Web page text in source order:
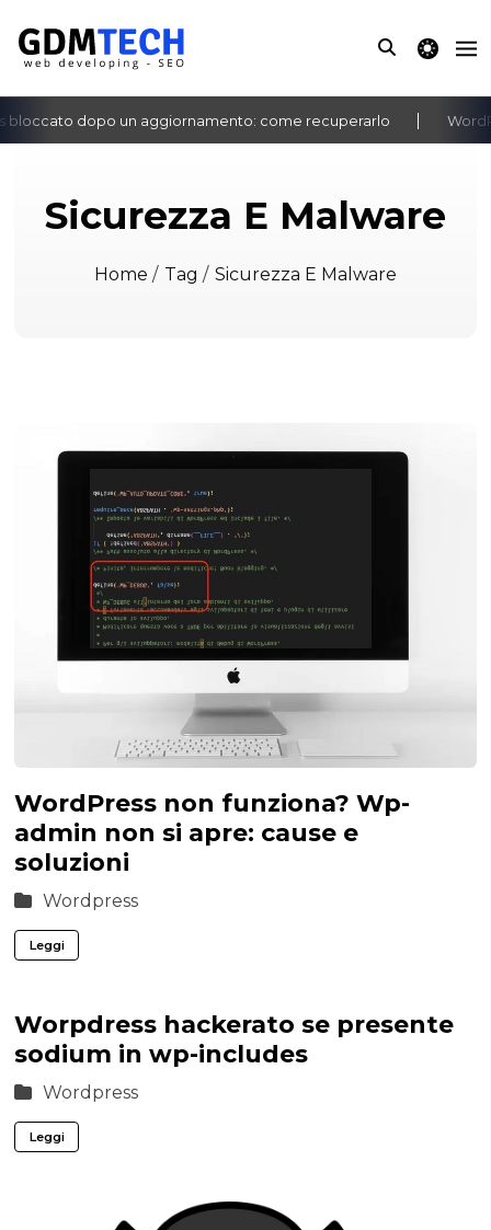
theme
dopo un aggiornamento: come recuperarlo
‹ ›
Sicurezza E Malware
Home / Tag / Sicurezza E Malware
WordPress non funziona? Wp-
admin non si apre: cause e
soluzioni
Wordpress
Leggi
Worpdress hackerato se presente
sodium in wp-includes
Wordpress
Leggi